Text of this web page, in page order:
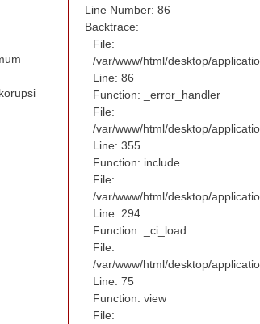
Line Number: 86
Backtrace:
File:
/var/www/html/desktop/
Line: 86
Function: _error_handler
File:
/var/www/html/desktop/
Line: 355
Function: include
File:
/var/www/html/desktop/
Line: 294
Function: _ci_load
File:
/var/www/html/desktop/
Line: 75
Function: view
File: